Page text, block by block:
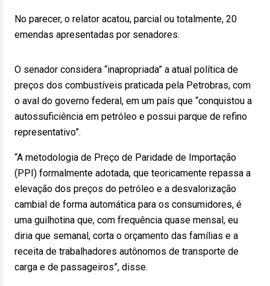
No parecer, o relator acatou, parcial ou totalmente, 20
emendas apresentadas por senadores.
O senador considera “inapropriada” a atual política de
preços dos combustíveis praticada pela Petrobras, com
o aval do governo federal, em um país que “conquistou a
autossuficiência em petróleo e possui parque de refino
representativo”.
“A metodologia de Preço de Paridade de Importação
(PPI) formalmente adotada, que teoricamente repassa a
elevação dos preços do petróleo e a desvalorização
cambial de forma automática para os consumidores, é
uma guilhotina que, com frequência quase mensal, eu
diria que semanal, corta o orçamento das famílias e a
receita de trabalhadores autônomos de transporte de
carga e de passageiros”, disse.